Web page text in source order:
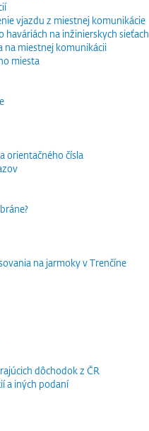
vjazdu z miestnej komunikácie
na inžinierskych sieťach
na miestnej komunikácii
miesta
orientačného čísla
na jarmoky v Trenčíne
dôchodok z ČR
a iných podaní